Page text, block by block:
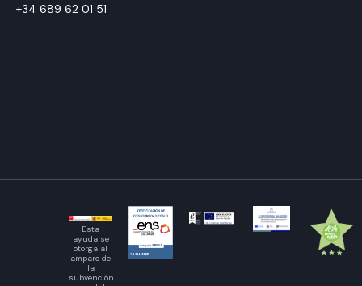
+34 689 62 01 51
Esta
ayuda se
otorga al
amparo de
la
subvención